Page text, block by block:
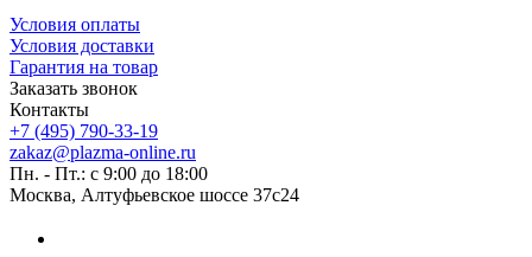
Условия оплаты
Условия доставки
Гарантия на товар
Заказать звонок
Контакты
+7 (495) 790-33-19
zakaz@plazma-online.ru
Пн. - Пт.: с 9:00 до 18:00
Москва, Алтуфьевское шоссе 37с24